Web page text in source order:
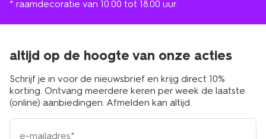
* raamdecoratie van 10.00 tot 18.00 uur
altijd op de hoogte van onze acties
Schrijf je in voor de nieuwsbrief en krijg direct 10%
korting. Ontvang meerdere keren per week de laatste
(online) aanbiedingen. Afmelden kan altijd.
e-
mailadres